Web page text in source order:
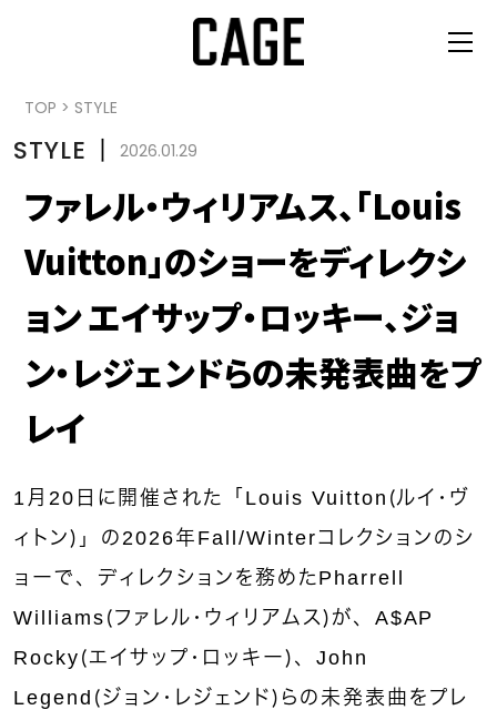
TOP > STYLE
STYLE 丨 2026.01.29
ファレル・ウィリアムス、「Louis
Vuitton」のショーをディレクシ
ョン エイサップ・ロッキー、ジョ
ン・レジェンドらの未発表曲をプ
レイ
1月20日に開催された「Louis Vuitton（ルイ・ヴ
ィトン）」の2026年Fall/Winterコレクションのシ
ョーで、ディレクションを務めたPharrell
Williams（ファレル・ウィリアムス）が、A$AP
Rocky（エイサップ・ロッキー）、John
Legend（ジョン・レジェンド）らの未発表曲をプレ